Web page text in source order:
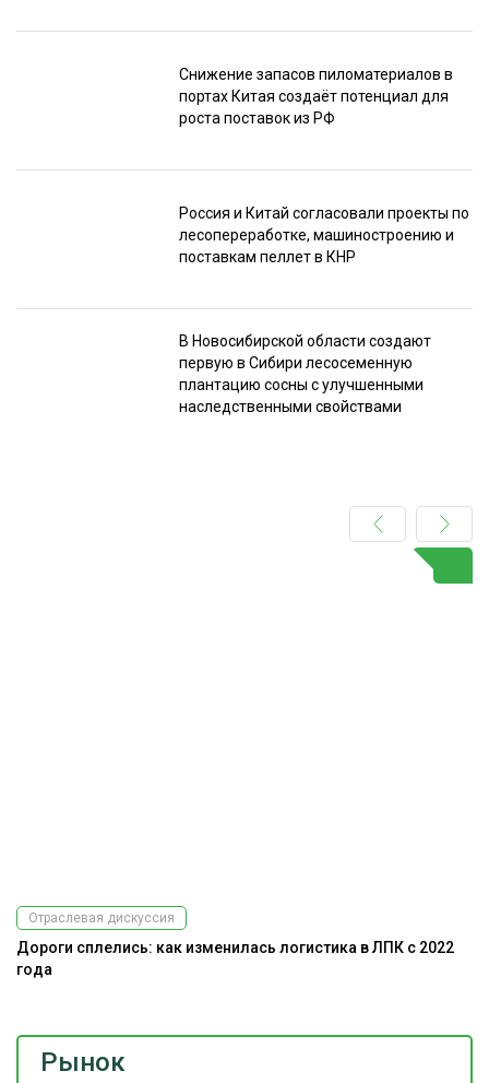
Снижение запасов пиломатериалов в
портах Китая создаёт потенциал для
роста поставок из РФ
Россия и Китай согласовали проекты по
лесопереработке, машиностроению и
поставкам пеллет в КНР
В Новосибирской области создают
первую в Сибири лесосеменную
плантацию сосны с улучшенными
наследственными свойствами
Рынок
Отраслевая дискуссия
Дороги сплелись: как изменилась логистика в ЛПК с 2022
года